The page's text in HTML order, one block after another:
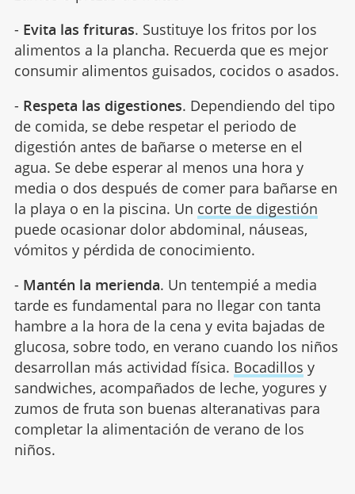
- Evita las frituras. Sustituye los fritos por los
alimentos a la plancha. Recuerda que es mejor
consumir alimentos guisados, cocidos o asados.
- Respeta las digestiones. Dependiendo del tipo
de comida, se debe respetar el periodo de
digestión antes de bañarse o meterse en el
agua. Se debe esperar al menos una hora y
media o dos después de comer para bañarse en
la playa o en la piscina. Un corte de digestión
puede ocasionar dolor abdominal, náuseas,
vómitos y pérdida de conocimiento.
- Mantén la merienda. Un tentempié a media
tarde es fundamental para no llegar con tanta
hambre a la hora de la cena y evita bajadas de
glucosa, sobre todo, en verano cuando los niños
desarrollan más actividad física. Bocadillos y
sandwiches, acompañados de leche, yogures y
zumos de fruta son buenas alteranativas para
completar la alimentación de verano de los
niños.